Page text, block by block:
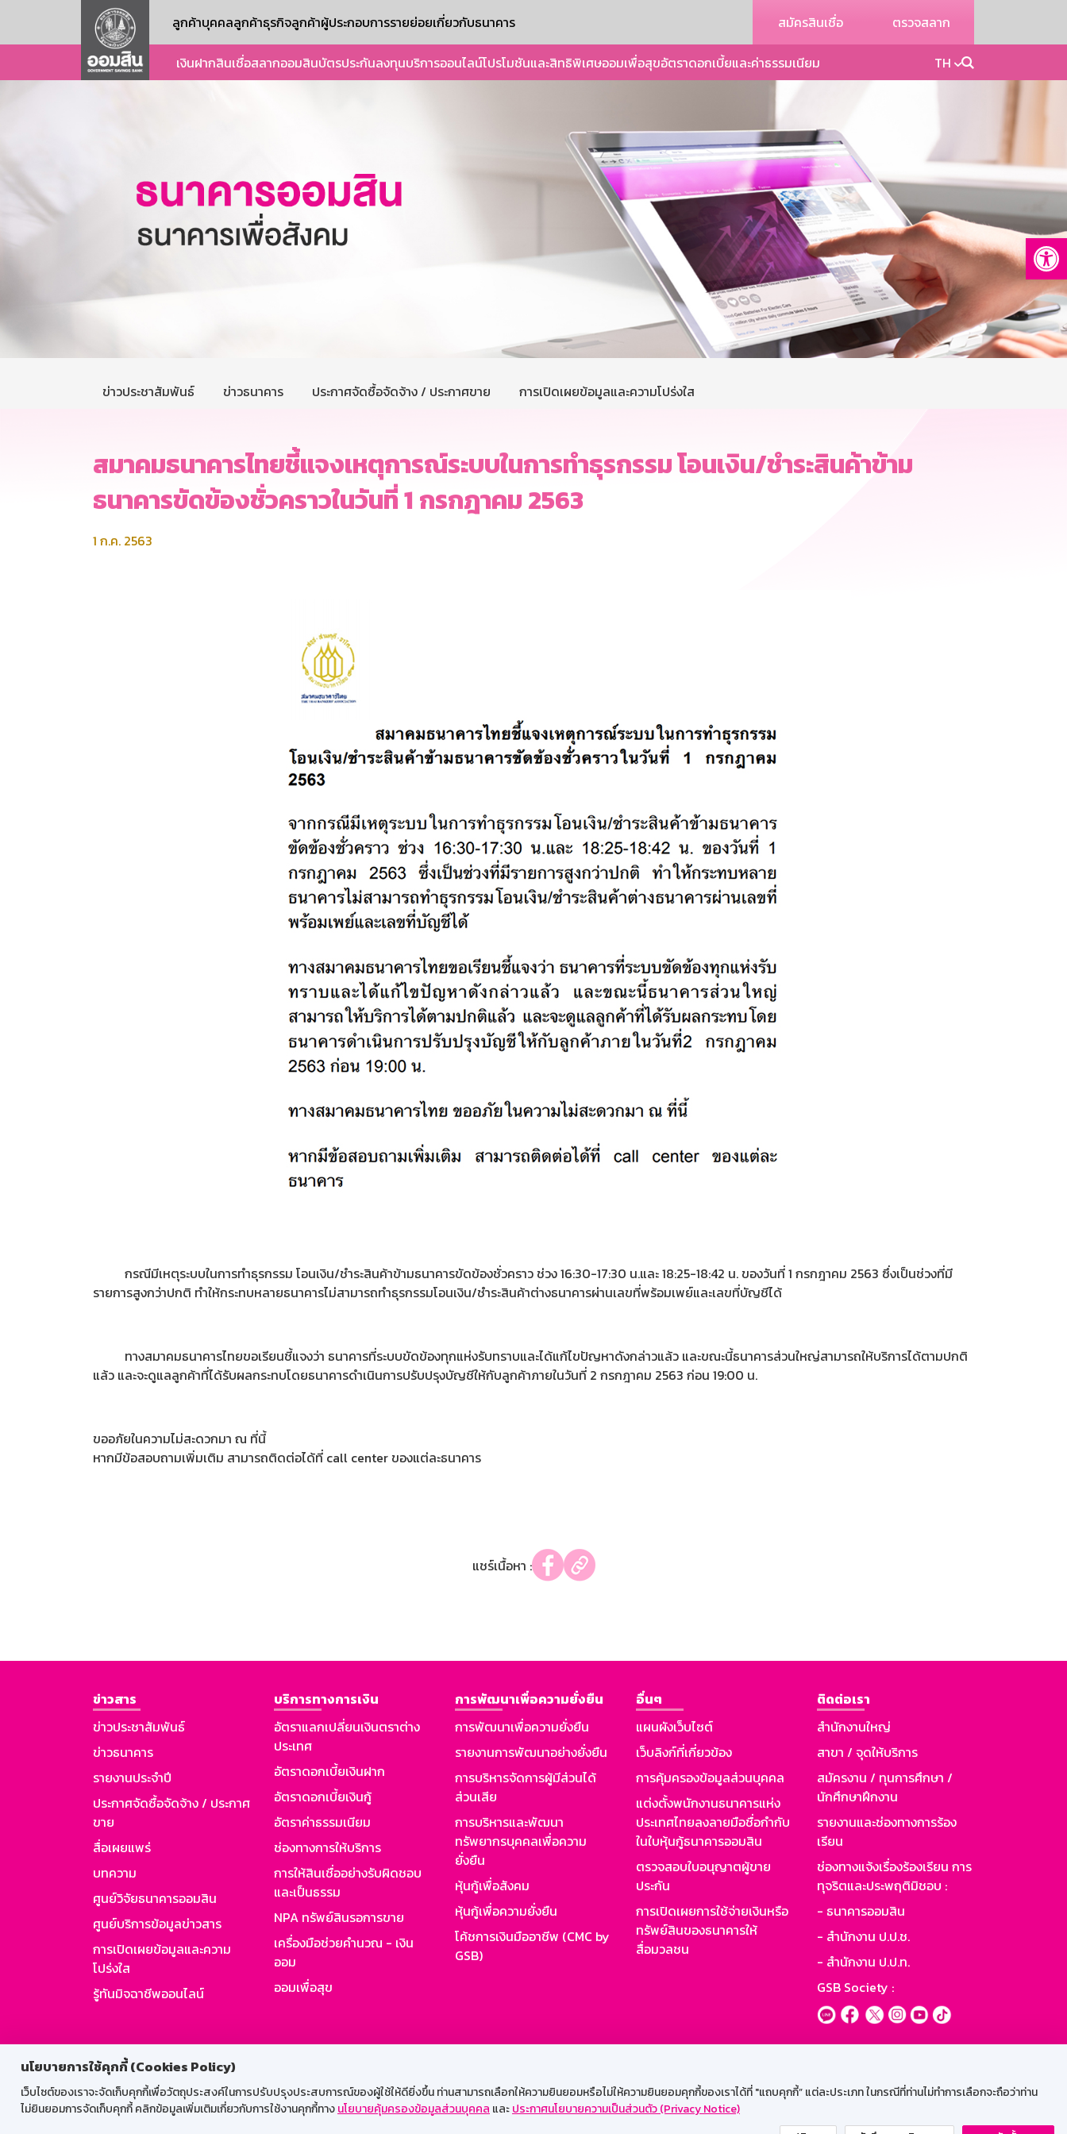
นโยบายการใช้คุกกี้ (Cookies Policy)
เว็บไซต์ของเราจะจัดเก็บคุกกี้เพื่อวัตถุประสงค์ในการปรับปรุงประสบการณ์ของผู้ใช้ให้ดียิ่งขึ้น ท่านสามารถเลือกให้ความยินยอมหรือไม่ให้ความยินยอมคุกกี้ของเราได้ที่ "แถบคุกกี้” แต่ละประเภท ในกรณีที่ท่านไม่ทำการเลือกจะถือว่าท่าน
ไม่ยินยอมการจัดเก็บคุกกี้ คลิกข้อมูลเพิ่มเติมเกี่ยวกับการใช้งานคุกกี้ทางนโยบายคุ้มครองข้อมูลส่วนบุคคล และประกาศนโยบายความเป็นส่วนตัว (Privacy Notice)
ลูกค้าบุคคลลูกค้าธุรกิจลูกค้าผู้ประกอบการรายย่อยเกี่ยวกับธนาคาร สมัครสินเชื่อ ตรวจสลาก
เงินฝากสินเชื่อสลากออมสินบัตรประกันลงทุนบริการออนไลน์โปรโมชันและสิทธิพิเศษออมเพื่อสุขอัตราดอกเบี้ยและค่าธรรมเนียม TH
ข่าวประชาสัมพันธ์ ข่าวธนาคาร ประกาศจัดซื้อจัดจ้าง / ประกาศขาย การเปิดเผยข้อมูลและความโปร่งใส
สมาคมธนาคารไทยชี้แจงเหตุการณ์ระบบในการทำธุรกรรม โอนเงิน/ชำระสินค้าข้าม
ธนาคารขัดข้องชั่วคราวในวันที่ 1 กรกฎาคม 2563
1 ก.ค. 2563
กรณีมีเหตุระบบในการทำธุรกรรม โอนเงิน/ชำระสินค้าข้ามธนาคารขัดข้องชั่วคราว ช่วง 16:30-17:30 น.และ 18:25-18:42 น. ของวันที่ 1 กรกฎาคม 2563 ซึ่งเป็นช่วงที่มี
รายการสูงกว่าปกติ ทำให้กระทบหลายธนาคารไม่สามารถทำธุรกรรมโอนเงิน/ชำระสินค้าต่างธนาคารผ่านเลขที่พร้อมเพย์และเลขที่บัญชีได้
ทางสมาคมธนาคารไทยขอเรียนชี้แจงว่า ธนาคารที่ระบบขัดข้องทุกแห่งรับทราบและได้แก้ไขปัญหาดังกล่าวแล้ว และขณะนี้ธนาคารส่วนใหญ่สามารถให้บริการได้ตามปกติ
แล้ว และจะดูแลลูกค้าที่ได้รับผลกระทบโดยธนาคารดำเนินการปรับปรุงบัญชีให้กับลูกค้าภายในวันที่ 2 กรกฎาคม 2563 ก่อน 19:00 น.
ขออภัยในความไม่สะดวกมา ณ ที่นี้
หากมีข้อสอบถามเพิ่มเติม สามารถติดต่อได้ที่ call center ของแต่ละธนาคาร
แชร์เนื้อหา :
ข่าวสาร
ข่าวประชาสัมพันธ์
ข่าวธนาคาร
รายงานประจำปี
ประกาศจัดซื้อจัดจ้าง / ประกาศ
ขาย
สื่อเผยแพร่
บทความ
ศูนย์วิจัยธนาคารออมสิน
ศูนย์บริการข้อมูลข่าวสาร
การเปิดเผยข้อมูลและความ
โปร่งใส
รู้ทันมิจฉาชีพออนไลน์
บริการทางการเงิน
อัตราแลกเปลี่ยนเงินตราต่าง
ประเทศ
อัตราดอกเบี้ยเงินฝาก
อัตราดอกเบี้ยเงินกู้
อัตราค่าธรรมเนียม
ช่องทางการให้บริการ
การให้สินเชื่ออย่างรับผิดชอบ
และเป็นธรรม
NPA ทรัพย์สินรอการขาย
เครื่องมือช่วยคำนวณ - เงิน
ออม
ออมเพื่อสุข
การพัฒนาเพื่อความยั่งยืน
การพัฒนาเพื่อความยั่งยืน
รายงานการพัฒนาอย่างยั่งยืน
การบริหารจัดการผู้มีส่วนได้
ส่วนเสีย
การบริหารและพัฒนา
ทรัพยากรบุคคลเพื่อความ
ยั่งยืน
หุ้นกู้เพื่อสังคม
หุ้นกู้เพื่อความยั่งยืน
โค้ชการเงินมืออาชีพ (CMC by
GSB)
อื่นๆ
แผนผังเว็บไซต์
เว็บลิงก์ที่เกี่ยวข้อง
การคุ้มครองข้อมูลส่วนบุคคล
แต่งตั้งพนักงานธนาคารแห่ง
ประเทศไทยลงลายมือชื่อกำกับ
ในใบหุ้นกู้ธนาคารออมสิน
ตรวจสอบใบอนุญาตผู้ขาย
ประกัน
การเปิดเผยการใช้จ่ายเงินหรือ
ทรัพย์สินของธนาคารให้
สื่อมวลชน
ติดต่อเรา
สำนักงานใหญ่
สาขา / จุดให้บริการ
สมัครงาน / ทุนการศึกษา /
นักศึกษาฝึกงาน
รายงานและช่องทางการร้อง
เรียน
ช่องทางแจ้งเรื่องร้องเรียน การ
ทุจริตและประพฤติมิชอบ :
- ธนาคารออมสิน
- สำนักงาน ป.ป.ช.
- สำนักงาน ป.ป.ท.
GSB Society :